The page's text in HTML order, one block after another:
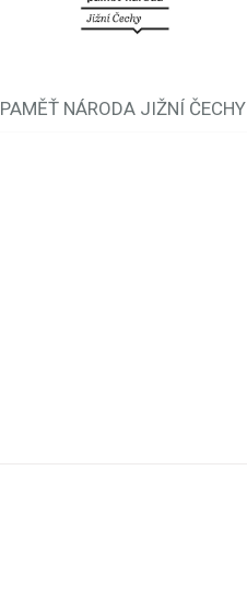
PAMĚŤ NÁRODA JIŽNÍ ČECHY